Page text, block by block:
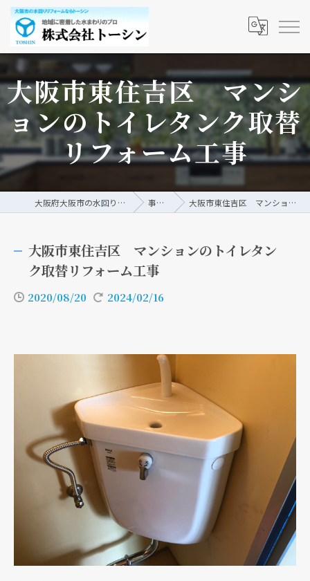
大阪市東住吉区 マンシ
ョンのトイレタンク取替
リフォーム工事
大阪府大阪市の水回りリフォームなら株式会社トーシン 事例/ブログ 大阪市東住吉区 マンションのトイレタンク取替リフォーム工事
大阪市東住吉区 マンションのトイレタン
ク取替リフォーム工事
2020/08/20 2024/02/16